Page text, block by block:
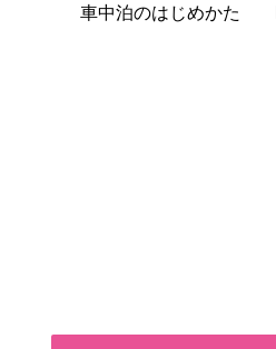
車中泊のはじめかた